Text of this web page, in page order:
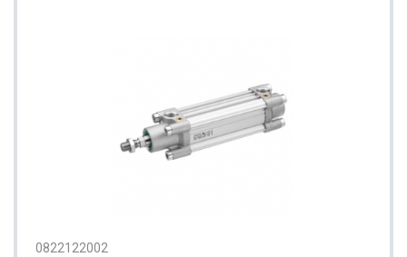
0822122002